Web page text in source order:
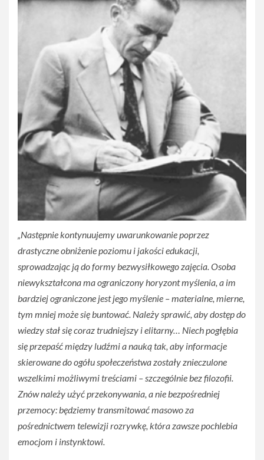
„Następnie kontynuujemy uwarunkowanie poprzez
drastyczne obniżenie poziomu i jakości edukacji,
sprowadzając ją do formy bezwysiłkowego zajęcia. Osoba
niewykształcona ma ograniczony horyzont myślenia, a im
bardziej ograniczone jest jego myślenie – materialne, mierne,
tym mniej może się buntować. Należy sprawić, aby dostęp do
wiedzy stał się coraz trudniejszy i elitarny… Niech pogłębia
się przepaść między ludźmi a nauką tak, aby informacje
skierowane do ogółu społeczeństwa zostały znieczulone
wszelkimi możliwymi treściami – szczególnie bez filozofii.
Znów należy użyć przekonywania, a nie bezpośredniej
przemocy: będziemy transmitować masowo za
pośrednictwem telewizji rozrywkę, która zawsze pochlebia
emocjom i instynktowi.